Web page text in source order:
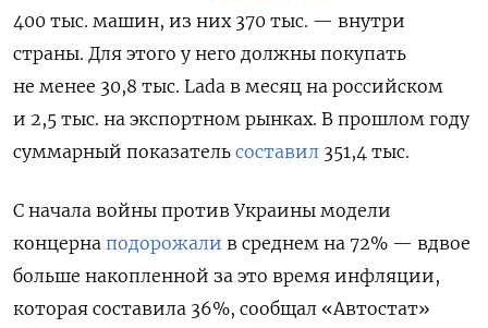
400 тыс. машин, из них 370 тыс. — внутри
страны. Для этого у него должны покупать
не менее 30,8 тыс. Lada в месяц на российском
и 2,5 тыс. на экспортном рынках. В прошлом году
суммарный показатель составил 351,4 тыс.
С начала войны против Украины модели
концерна подорожали в среднем на 72% — вдвое
больше накопленной за это время инфляции,
которая составила 36%, сообщал «Автостат»